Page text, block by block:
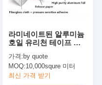
라미네이트된 알루미늄
호일 유리천 테이프 셀
일 테이프
가격: by quote
MOQ:10,000squre 미터
최신 가격 받기